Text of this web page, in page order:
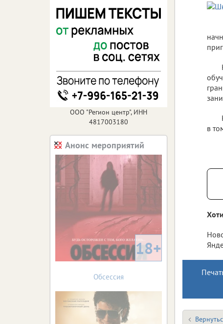
в
ООО "Регион центр", ИНН
4817003180
Анонс мероприятий
18+
Обсессия